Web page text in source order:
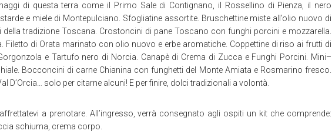
di questa terra come il Primo Sale di Contignano, il Rossellino di Pienza, il nero
e miele di Montepulciano. Sfogliatine assortite. Bruschettine miste all’olio nuovo di
tradizione Toscana. Crostoncini di pane Toscano con funghi porcini e mozzarella.
Filetto di Orata marinato con olio nuovo e erbe aromatiche. Coppettine di riso ai frutti di
e Tartufo nero di Norcia. Canapè di Crema di Zucca e Funghi Porcini. Mini–
Bocconcini di carne Chianina con funghetti del Monte Amiata e Rosmarino fresco.
D’Orcia… solo per citarne alcuni! E per finire, dolci tradizionali a volontà.
a prenotare. All’ingresso, verrà consegnato agli ospiti un kit che comprende:
schiuma, crema corpo.